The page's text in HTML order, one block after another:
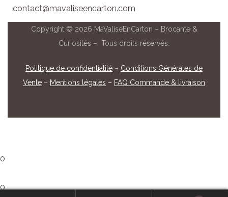
contact@mavaliseencarton.com
Copyright © 2026 MaValiseEnCarton – Brocante &
Curiosités – Tous droits réservés.
Politique de confidentialité – Conditions Générales de
Vente – Mentions légales – FAQ Commande & livraison
0
0